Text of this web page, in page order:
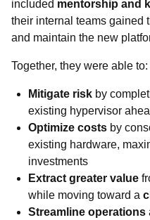
included mentorship and
their internal teams gained
and maintain the new
Together, they were able to:
Mitigate risk by
existing hypervisor
Optimize costs by
existing hardware,
investments
Extract greater value
while moving toward a
Streamline operations